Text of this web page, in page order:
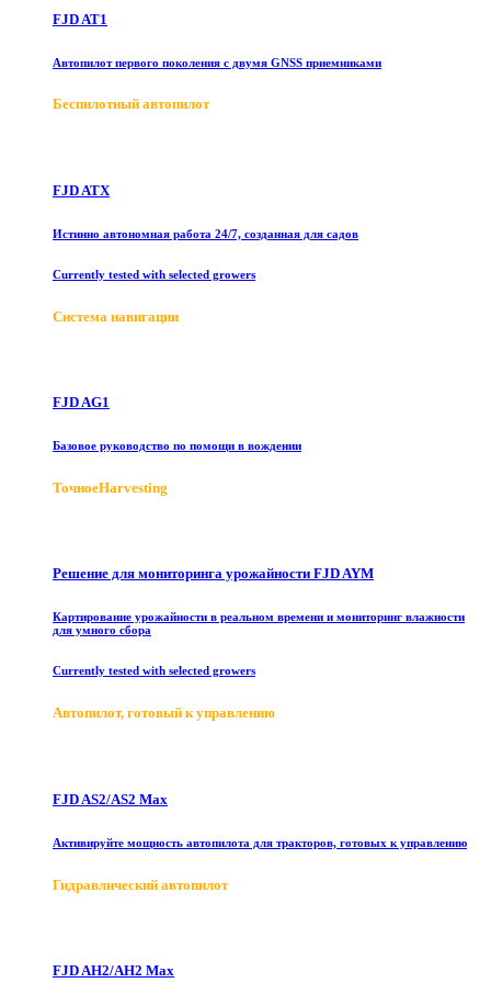
FJD AT1
Автопилот первого поколения с двумя GNSS приемниками
Беспилотный автопилот
FJD ATX
Истинно автономная работа 24/7, созданная для садов
Currently tested with selected growers
Система навигации
FJD AG1
Базовое руководство по помощи в вождении
ТочноеHarvesting
Решение для мониторинга урожайности FJD AYM
Картирование урожайности в реальном времени и мониторинг влажности
для умного сбора
Currently tested with selected growers
Автопилот, готовый к управлению
FJD AS2/AS2 Max
Активируйте мощность автопилота для тракторов, готовых к управлению
Гидравлический автопилот
FJD AH2/AH2 Max